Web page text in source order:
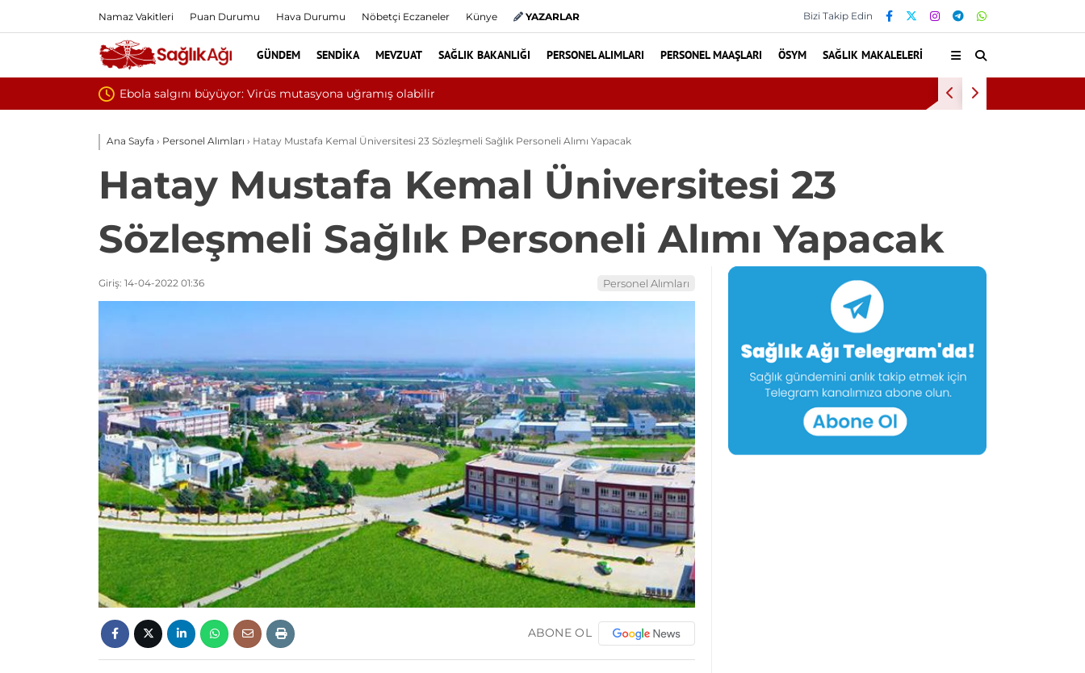
Namaz Vakitleri Puan Durumu Hava Durumu Nöbetçi Eczaneler Künye YAZARLAR Bizi Takip Edin
GÜNDEM SENDIKA MEVZUAT SAĞLIK BAKANLIĞI PERSONEL ALIMLARI PERSONEL MAAŞLARI ÖSYM SAĞLIK MAKALELERI
Yılın ilk 6 ayında 10 bini aşkın hasta hiperbarik oksijen tedavisinden yararlandı
Ana Sayfa › Personel Alımları › Hatay Mustafa Kemal Üniversitesi 23 Sözleşmeli Sağlık Personeli Alımı Yapacak
Hatay Mustafa Kemal Üniversitesi 23
Sözleşmeli Sağlık Personeli Alımı Yapacak
Giriş: 14-04-2022 01:36 Personel Alımları
ABONE OL